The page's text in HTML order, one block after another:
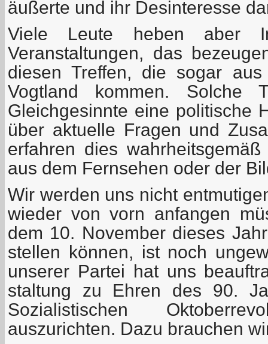
äußerte und ihr Desinteresse
Viele Leute heben aber
Veranstaltungen, das
diesen Treffen, die sogar
Vogtland kommen. Solche
Gleichgesinnte eine politische
über aktuelle Fragen und
erfahren dies
aus dem Fernsehen oder der
Wir werden uns nicht
wieder von vorn anfangen
dem 10. November dieses
stellen können, ist noch
unserer Partei hat uns
staltung zu Ehren des 90.
Sozialistischen
auszurichten. Dazu brauchen